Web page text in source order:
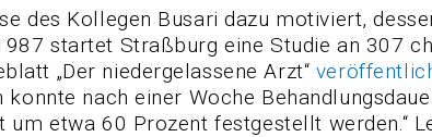
des Kollegen Busari dazu motiviert,
startet Straßburg eine Studie an 307
„Der niedergelassene Arzt“
nach einer Woche
etwa 60 Prozent festgestellt werden.“